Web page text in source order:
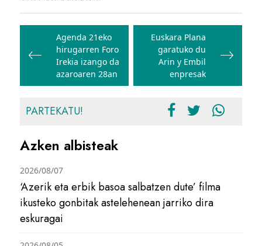
Bidalketetan
zehar
nabigatu
Agenda 21eko
hirugarren Foro
Irekia izango da
azaroaren 28an
Euskara Plana
garatuko du
Arin y Embil
enpresak
PARTEKATU!
Azken albisteak
‘Azerik eta erbik basoa salbatzen dute’ filma
ikusteko gonbitak astelehenean jarriko dira
eskuragai
2026/08/07